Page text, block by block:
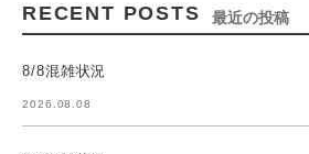
RECENT POSTS 最近の投稿
8/8混雑状況
2026.08.08